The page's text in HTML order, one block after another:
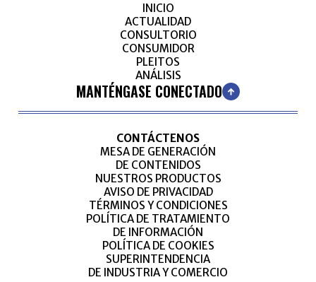
INICIO
ACTUALIDAD
CONSULTORIO
CONSUMIDOR
PLEITOS
ANÁLISIS
MANTÉNGASE CONECTADO
CONTÁCTENOS
MESA DE GENERACIÓN
DE CONTENIDOS
NUESTROS PRODUCTOS
AVISO DE PRIVACIDAD
TÉRMINOS Y CONDICIONES
POLÍTICA DE TRATAMIENTO
DE INFORMACIÓN
POLÍTICA DE COOKIES
SUPERINTENDENCIA
DE INDUSTRIA Y COMERCIO